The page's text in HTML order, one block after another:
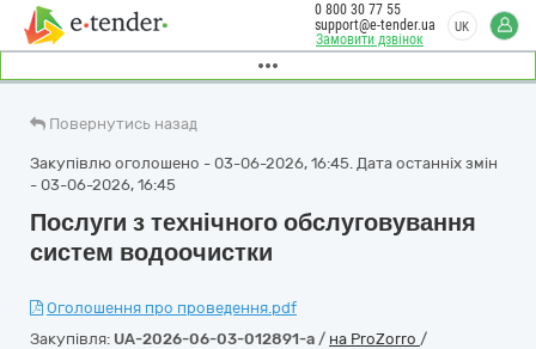
Замовити дзвінок
0 800 30 77 55
support@e-tender.ua
UK
Повернутись назад
Закупівлю оголошено - 03-06-2026, 16:45. Дата останніх змін
- 03-06-2026, 16:45
Послуги з технічного обслуговування
систем водоочистки
Оголошення про проведення.pdf
Закупівля: UA-2026-06-03-012891-a / на ProZorro /